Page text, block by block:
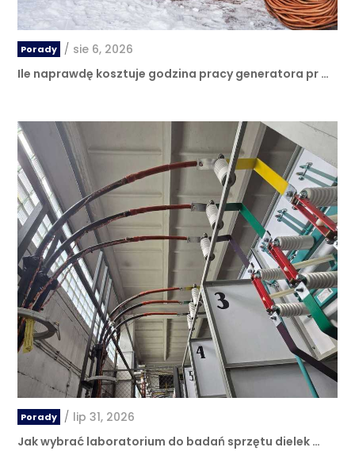
Porady / sie 6, 2026
Ile naprawdę kosztuje godzina pracy generatora pr …
Porady / lip 31, 2026
Jak wybrać laboratorium do badań sprzętu dielek …